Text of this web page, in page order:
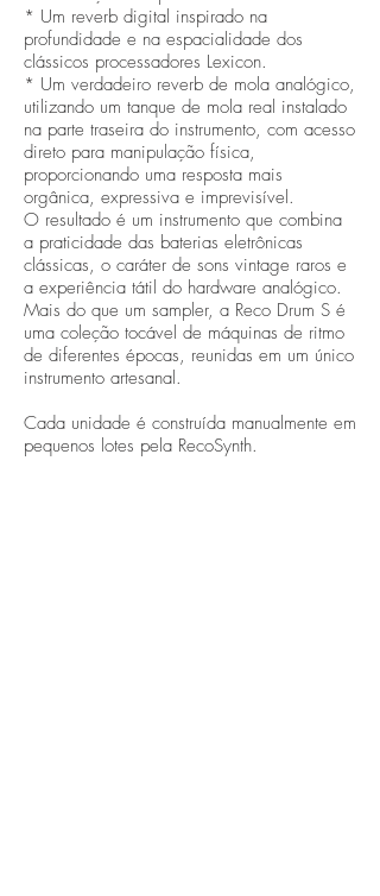
* Um reverb digital inspirado na
profundidade e na espacialidade dos
clássicos processadores Lexicon.
* Um verdadeiro reverb de mola analógico,
utilizando um tanque de mola real instalado
na parte traseira do instrumento, com acesso
direto para manipulação física,
proporcionando uma resposta mais
orgânica, expressiva e imprevisível.
O resultado é um instrumento que combina
a praticidade das baterias eletrônicas
clássicas, o caráter de sons vintage raros e
a experiência tátil do hardware analógico.
Mais do que um sampler, a Reco Drum S é
uma coleção tocável de máquinas de ritmo
de diferentes épocas, reunidas em um único
instrumento artesanal.
Cada unidade é construída manualmente em
pequenos lotes pela RecoSynth.